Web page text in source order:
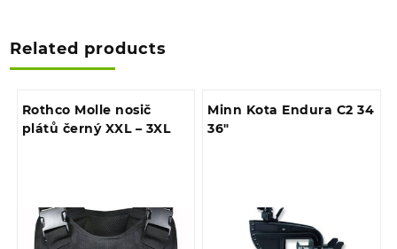
Related products
Rothco Molle nosič
plátů černý XXL – 3XL
Minn Kota Endura C2 34
36″